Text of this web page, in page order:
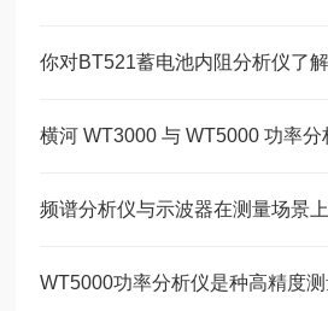
你对BT521蓄电池内阻分析仪了
频谱分析仪与示波器在测量场景
WT5000功率分析仪是种高精度